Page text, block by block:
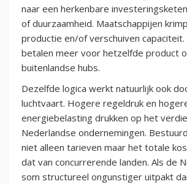
naar een herkenbare
of duurzaamheid. Maatschappijen
productie en/of verschuiven capaciteit.
betalen meer voor hetzelfde product
buitenlandse hubs.
Dezelfde logica werkt natuurlijk ook
luchtvaart. Hogere regeldruk en
energiebelasting drukken op het
Nederlandse ondernemingen.
niet alleen tarieven maar het totale
dat van concurrerende landen. Als de
som structureel ongunstiger uitpakt